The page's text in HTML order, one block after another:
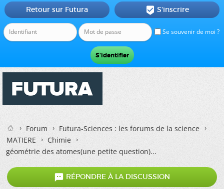
Se souvenir de moi ?
Retour sur Futura  S'inscrire
Forum
Futura-Sciences : les forums de la science
MATIERE
Chimie
géométrie des atomes(une petite question)...
 RÉPONDRE À LA DISCUSSION